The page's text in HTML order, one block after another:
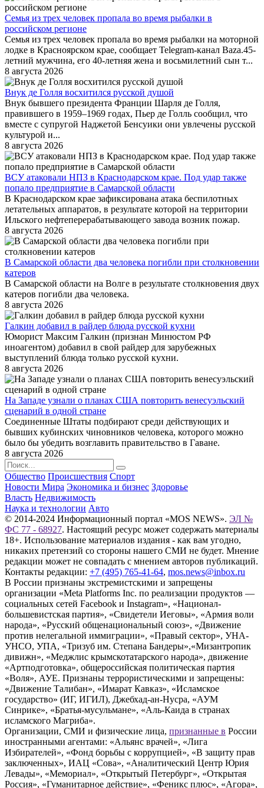
Семья из трех человек пропала во время рыбалки в
российском регионе
Семья из трех человек пропала во время рыбалки на моторной
лодке в Красноярском крае, сообщает Telegram-канал Baza.45-
летний мужчина, его 40-летняя жена и восьмилетний сын т...
8 августа 2026
Внук де Голля восхитился русской душой
Внук бывшего президента Франции Шарля де Голля,
правившего в 1959–1969 годах, Пьер де Голль сообщил, что
вместе с супругой Наджетой Бенсуики они увлечены русской
культурой и...
8 августа 2026
ВСУ атаковали НПЗ в Краснодарском крае. Под удар также
попало предприятие в Самарской области
В Краснодарском крае зафиксирована атака беспилотных
летательных аппаратов, в результате которой на территории
Ильского нефтеперерабатывающего завода возник пожар.
8 августа 2026
В Самарской области два человека погибли при столкновении
катеров
В Самарской области на Волге в результате столкновения двух
катеров погибли два человека.
8 августа 2026
Галкин добавил в райдер блюда русской кухни
Юморист Максим Галкин (признан Минюстом РФ
иноагентом) добавил в свой райдер для зарубежных
выступлений блюда только русской кухни.
8 августа 2026
На Западе узнали о планах США повторить венесуэльский
сценарий в одной стране
Соединенные Штаты подбирают среди действующих и
бывших кубинских чиновников человека, которого можно
было бы убедить возглавить правительство в Гаване.
8 августа 2026
Общество Происшествия Спорт
Новости Мира Экономика и бизнес Здоровье
Власть Недвижимость
Наука и технологии Авто
© 2014-2024 Информационный портал «MOS NEWS». ЭЛ №
ФС 77 - 68927. Настоящий ресурс может содержать материалы
18+. Использование материалов издания - как вам угодно,
никаких претензий со стороны нашего СМИ не будет. Мнение
редакции может не совпадать с мнением авторов публикаций.
Контакты редакции: +7 (495) 765-41-64, mos.news@inbox.ru
В России признаны экстремистскими и запрещены
организации «Meta Platforms Inc. по реализации продуктов —
социальных сетей Facebook и Instagram», «Национал-
большевистская партия», «Свидетели Иеговы», «Армия воли
народа», «Русский общенациональный союз», «Движение
против нелегальной иммиграции», «Правый сектор», УНА-
УНСО, УПА, «Тризуб им. Степана Бандеры»,«Мизантропик
дивижн», «Меджлис крымскотатарского народа», движение
«Артподготовка», общероссийская политическая партия
«Воля», АУЕ. Признаны террористическими и запрещены:
«Движение Талибан», «Имарат Кавказ», «Исламское
государство» (ИГ, ИГИЛ), Джебхад-ан-Нусра, «АУМ
Синрике», «Братья-мусульмане», «Аль-Каида в странах
исламского Магриба».
Организации, СМИ и физические лица, признанные в России
иностранными агентами: «Альянс врачей», «Лига
Избирателей», «Фонд борьбы с коррупцией», «В защиту прав
заключенных», ИАЦ «Сова», «Аналитический Центр Юрия
Левады», «Мемориал», «Открытый Петербург», «Открытая
Россия», «Гуманитарное действие», «Феникс плюс», «Агора»,